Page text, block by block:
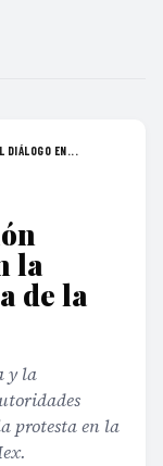
DIÁLOGO EN...
la
de la
y la
protesta en la